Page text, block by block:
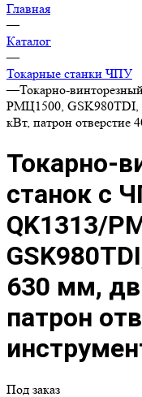
Главная
—
Каталог
—
Токарные станки ЧПУ
—Токарно-
РМЦ1500, GSK980TDI,
кВт, патрон отверстие
Токарно-
станок с
QK1313/
630 мм,
патрон
Под заказ